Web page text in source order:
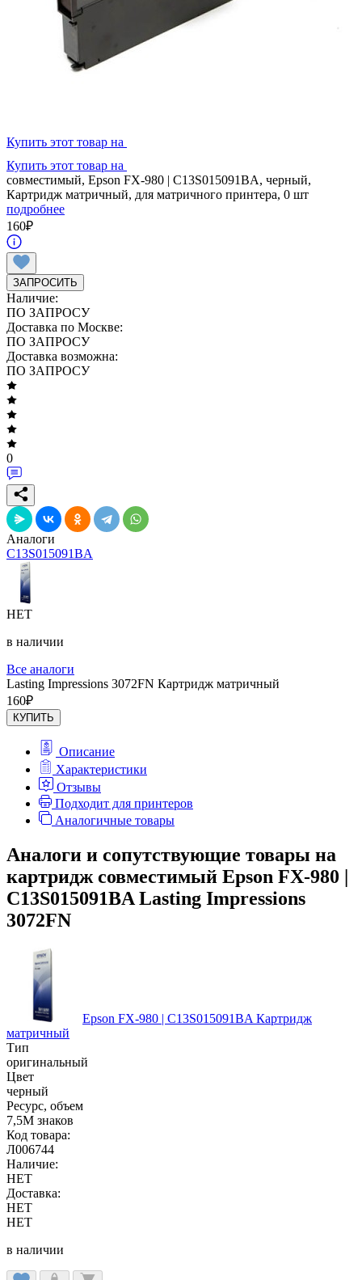
Купить этот товар на
Купить этот товар на
совместимый, Epson FX-980 | C13S015091BA, черный,
Картридж матричный, для матричного принтера, 0 шт
подробнее
160₽
ЗАПРОСИТЬ
Наличие:
ПО ЗАПРОСУ
Доставка по Москве:
ПО ЗАПРОСУ
Доставка возможна:
ПО ЗАПРОСУ
0
Аналоги
C13S015091BA
НЕТ
в наличии
Все аналоги
Lasting Impressions 3072FN Картридж матричный
160₽
КУПИТЬ
Описание
Характеристики
Отзывы
Подходит для принтеров
Аналогичные товары
Аналоги и сопутствующие товары на
картридж совместимый Epson FX-980 |
C13S015091BA Lasting Impressions
3072FN
Epson FX-980 | C13S015091BA Картридж
матричный
Тип
оригинальный
Цвет
черный
Ресурс, объем
7,5M знаков
Код товара:
Л006744
Наличие:
НЕТ
Доставка:
НЕТ
НЕТ
в наличии